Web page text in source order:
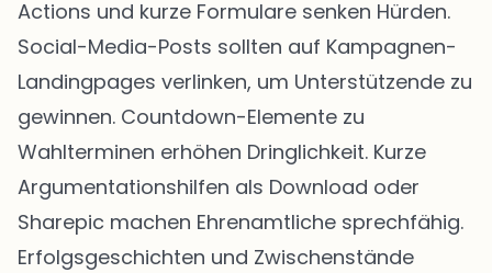
Actions und kurze Formulare senken Hürden.
Social-Media-Posts sollten auf Kampagnen-
Landingpages verlinken, um Unterstützende zu
gewinnen. Countdown-Elemente zu
Wahlterminen erhöhen Dringlichkeit. Kurze
Argumentationshilfen als Download oder
Sharepic machen Ehrenamtliche sprechfähig.
Erfolgsgeschichten und Zwischenstände